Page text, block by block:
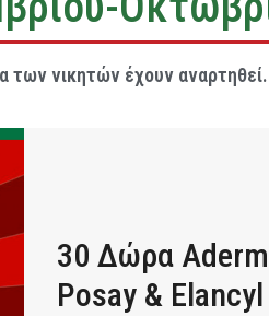
νικητών έχουν αναρτηθεί.
30 Δώρα
Posay & Elancyl